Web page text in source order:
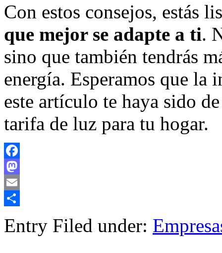
Con estos consejos, estás
que mejor se adapte a ti.
sino que también tendrás
energía. Esperamos que la
este artículo te haya sido
tarifa de luz para tu hogar.
Facebook
Mastodon
Email
Entry Filed under: